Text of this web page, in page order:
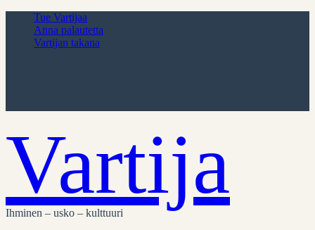
Tue Vartijaa
Anna palautetta
Vartijan takana
Vartija
Ihminen – usko – kulttuuri